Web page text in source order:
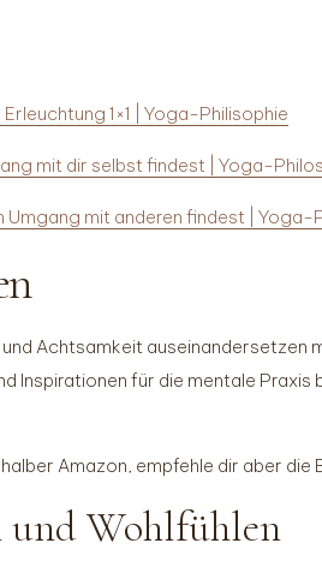
1×1 | Yoga-Philisophie
mit dir selbst findest | Yoga-
Umgang mit anderen findest | Yoga-
Achtsamkeit
Inspirationen für die mentale
Amazon, empfehle dir aber
und Wohlfühlen